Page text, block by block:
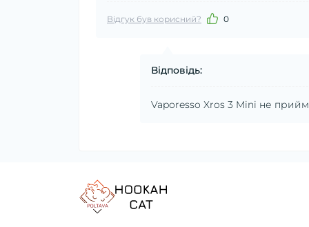
Відгук був корисний? 0
Відповідь:
Vaporesso Xros 3 Mini не